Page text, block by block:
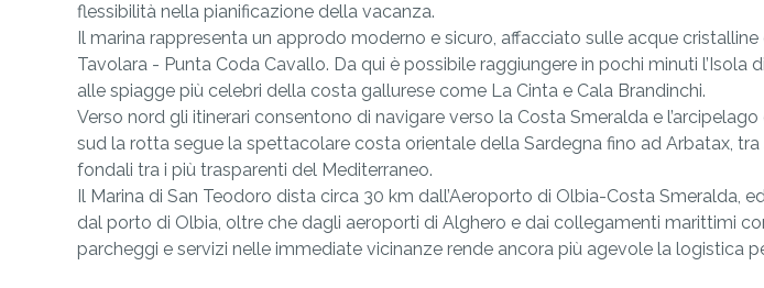
flessibilità nella pianificazione della vacanza.
Il marina rappresenta un approdo moderno e sicuro, affacciato sulle acque cristalline
Tavolara - Punta Coda Cavallo. Da qui è possibile raggiungere in pochi minuti l’Isola
alle spiagge più celebri della costa gallurese come La Cinta e Cala Brandinchi.
Verso nord gli itinerari consentono di navigare verso la Costa Smeralda e
sud la rotta segue la spettacolare costa orientale della Sardegna fino ad Arbatax,
fondali tra i più trasparenti del Mediterraneo.
Il Marina di San Teodoro dista circa 30 km dall’Aeroporto di Olbia-Costa Smeralda,
dal porto di Olbia, oltre che dagli aeroporti di Alghero e dai collegamenti marittimi
parcheggi e servizi nelle immediate vicinanze rende ancora più agevole la logistica